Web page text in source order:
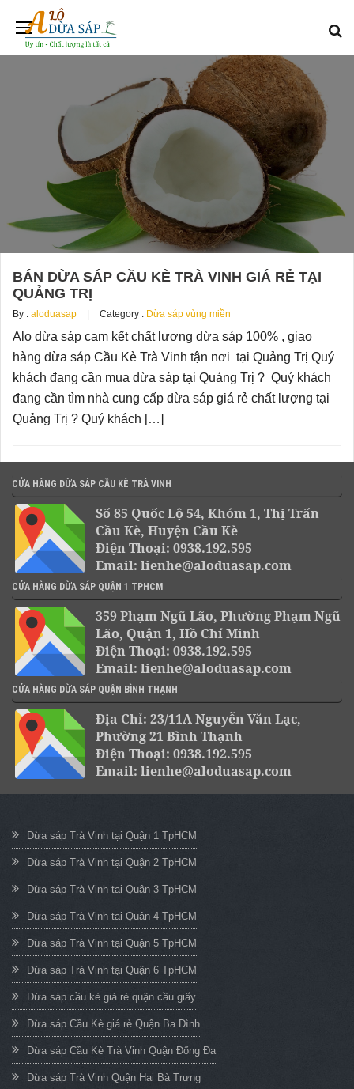
BÁN DỪA SÁP CẦU KÈ TRÀ VINH GIÁ RẺ TẠI
QUẢNG TRỊ
By : aloduasap Category : Dừa sáp vùng miền
Alo dừa sáp cam kết chất lượng dừa sáp 100% , giao
hàng dừa sáp Cầu Kè Trà Vinh tận nơi tại Quảng Trị Quý
khách đang cần mua dừa sáp tại Quảng Trị ? Quý khách
đang cần tìm nhà cung cấp dừa sáp giá rẻ chất lượng tại
Quảng Trị ? Quý khách […]
CỬA HÀNG DỪA SÁP CẦU KÈ TRÀ VINH
Số 85 Quốc Lộ 54, Khóm 1, Thị Trấn
Cầu Kè, Huyện Cầu Kè
Điện Thoại: 0938.192.595
Email: lienhe@aloduasap.com
CỬA HÀNG DỪA SÁP QUẬN 1 TPHCM
359 Phạm Ngũ Lão, Phường Phạm Ngũ
Lão, Quận 1, Hồ Chí Minh
Điện Thoại: 0938.192.595
Email: lienhe@aloduasap.com
CỬA HÀNG DỪA SÁP QUẬN BÌNH THẠNH
Địa Chỉ: 23/11A Nguyễn Văn Lạc,
Phường 21 Bình Thạnh
Điện Thoại: 0938.192.595
Email: lienhe@aloduasap.com
Dừa sáp Trà Vinh tại Quận 1 TpHCM
Dừa sáp Trà Vinh tại Quận 2 TpHCM
Dừa sáp Trà Vinh tại Quận 3 TpHCM
Dừa sáp Trà Vinh tại Quận 4 TpHCM
Dừa sáp Trà Vinh tại Quận 5 TpHCM
Dừa sáp Trà Vinh tại Quận 6 TpHCM
Dừa sáp cầu kè giá rẻ quận cầu giấy
Dừa sáp Cầu Kè giá rẻ Quận Ba Đình
Dừa sáp Cầu Kè Trà Vinh Quận Đống Đa
Dừa sáp Trà Vinh Quận Hai Bà Trưng